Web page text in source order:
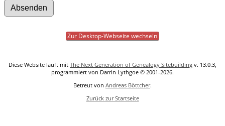
Zur Desktop-Webseite wechseln
Diese Website läuft mit The Next Generation of Genealogy Sitebuilding v. 13.0.3,
programmiert von Darrin Lythgoe © 2001-2026.
Betreut von Andreas Böttcher.
Zurück zur Startseite